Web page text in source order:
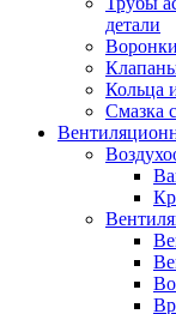
детали
Кольца
Смазка